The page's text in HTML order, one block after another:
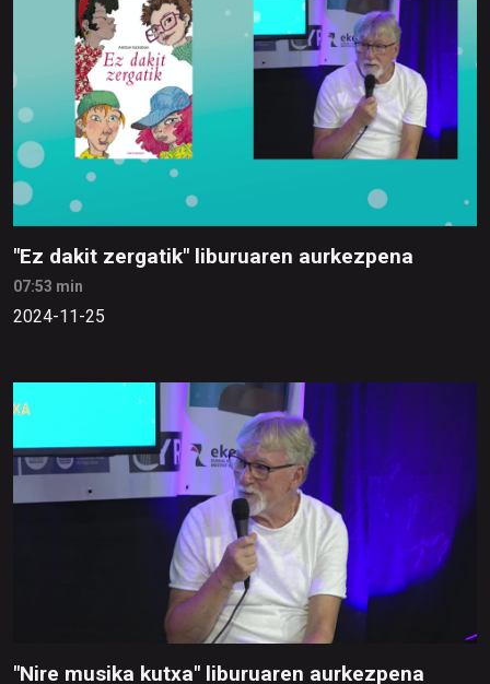
"Ez dakit zergatik" liburuaren aurkezpena
07:53 min
2024-11-25
"Nire musika kutxa" liburuaren aurkezpena